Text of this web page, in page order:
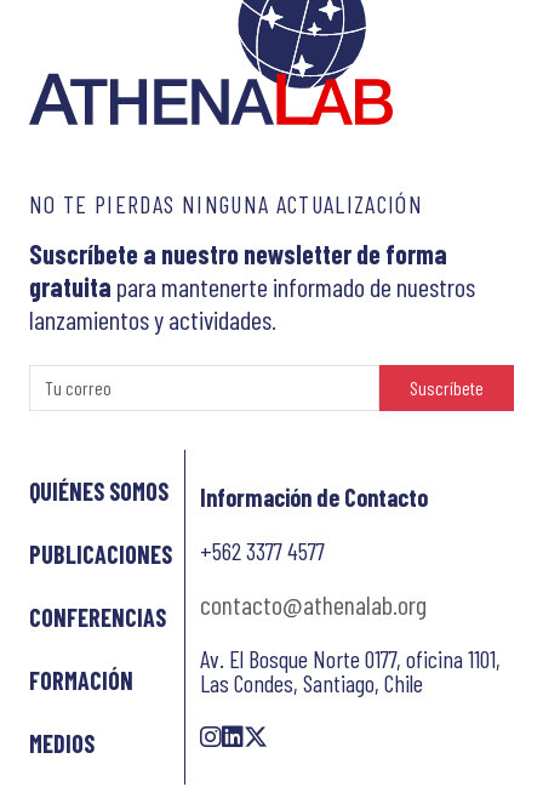
NO TE PIERDAS NINGUNA ACTUALIZACIÓN
Suscríbete a nuestro newsletter de forma
gratuita para mantenerte informado de nuestros
lanzamientos y actividades.
Suscríbete
QUIÉNES SOMOS
PUBLICACIONES
CONFERENCIAS
FORMACIÓN
MEDIOS
Información de Contacto
+562 3377 4577
contacto@athenalab.org
Av. El Bosque Norte 0177, oficina 1101,
Las Condes, Santiago, Chile